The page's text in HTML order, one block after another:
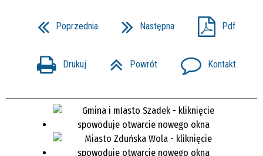
Poprzednia Następna Pdf
Drukuj Powrót Kontakt